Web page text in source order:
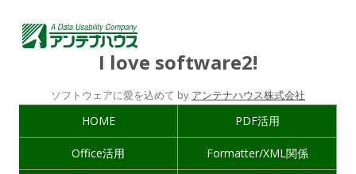
I love software2!
ソフトウェアに愛を込めて by アンテナハウス株式会社
HOME PDF活用
Office活用 Formatter/XML関係